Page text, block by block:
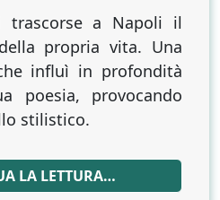
trascorse a Napoli il
propria vita. Una
influì in profondità
poesia, provocando
stilistico.
LA LETTURA…